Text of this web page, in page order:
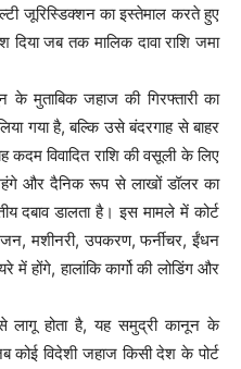
जूरिस्डिक्शन का इस्तेमाल करते हुए
जब तक मालिक दावा राशि जमा
के मुताबिक जहाज की गिरफ्तारी का
गया है, बल्कि उसे बंदरगाह से बाहर
विवादित राशि की वसूली के लिए
और दैनिक रूप से लाखों डॉलर का
दबाव डालता है। इस मामले में कोर्ट
मशीनरी, उपकरण, फर्नीचर, ईंधन
होंगे, हालांकि कार्गो की लोडिंग और
लागू होता है, यह समुद्री कानून के
कोई विदेशी जहाज किसी देश के पोर्ट